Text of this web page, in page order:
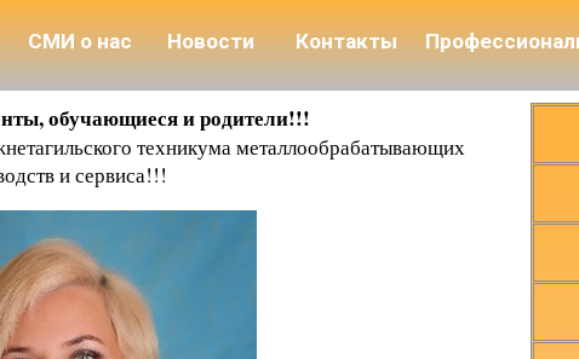
СМИ о нас Новости Контакты
обучающиеся и родители!!!
техникума металлообрабатывающих
и сервиса!!!